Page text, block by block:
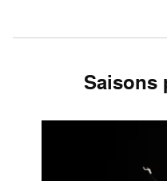
Saisons